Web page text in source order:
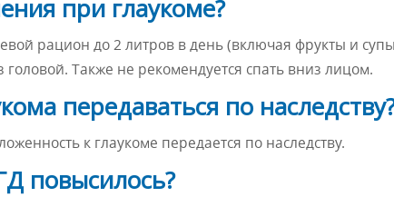
при глаукоме?
рацион до 2 литров в день (включая фрукты и
головой. Также не рекомендуется спать вниз лицом.
передаваться по
к глаукоме передается по наследству.
повысилось?